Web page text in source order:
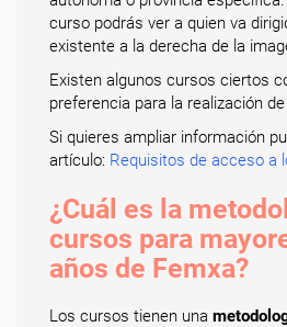
curso podrás ver a quien va
existente a la derecha de la
Existen algunos cursos ciertos
preferencia para la realización
Si quieres ampliar información
artículo: Requisitos de acceso a
¿Cuál es la
cursos para
años de Femxa?
Los cursos tienen una